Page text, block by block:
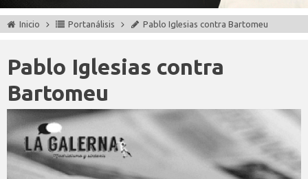
Inicio Portanálisis Pablo Iglesias contra Bartomeu
Pablo Iglesias contra
Bartomeu